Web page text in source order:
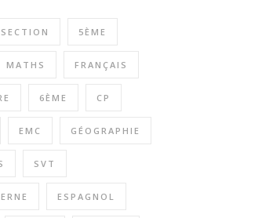
5ÈME
MATHS FRANÇAIS
6ÈME CP
EMC GÉOGRAPHIE
SVT
ESPAGNOL